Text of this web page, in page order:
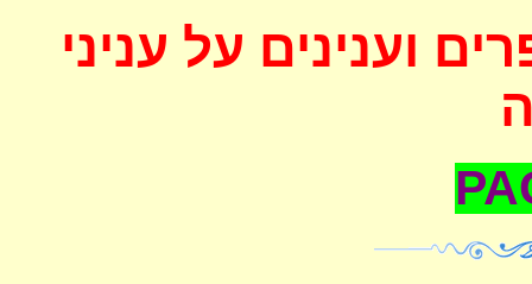
וענינים על עניני